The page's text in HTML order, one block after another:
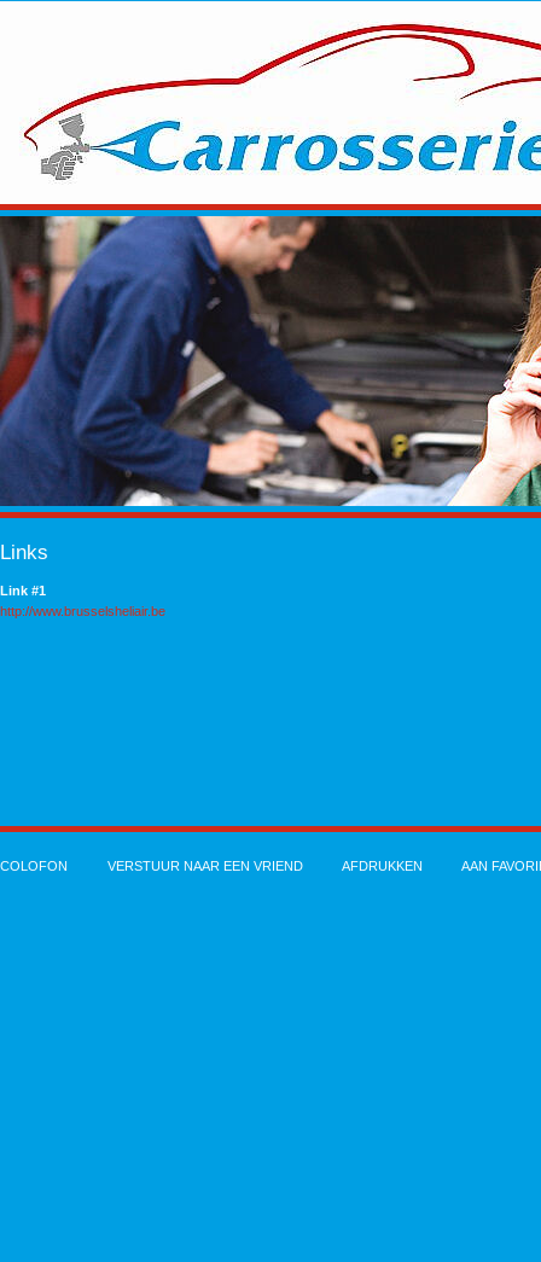
Links
Link #1
http://www.brusselsheliair.be
COLOFON VERSTUUR NAAR EEN VRIEND AFDRUKKEN AAN